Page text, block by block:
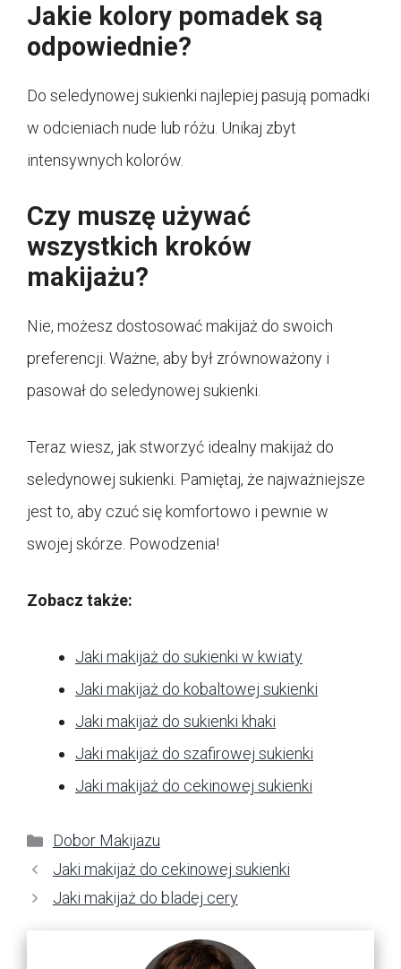
Jakie kolory pomadek są
odpowiednie?
Do seledynowej sukienki najlepiej pasują pomadki
w odcieniach nude lub różu. Unikaj zbyt
intensywnych kolorów.
Czy muszę używać
wszystkich kroków
makijażu?
Nie, możesz dostosować makijaż do swoich
preferencji. Ważne, aby był zrównoważony i
pasował do seledynowej sukienki.
Teraz wiesz, jak stworzyć idealny makijaż do
seledynowej sukienki. Pamiętaj, że najważniejsze
jest to, aby czuć się komfortowo i pewnie w
swojej skórze. Powodzenia!
Zobacz także:
Jaki makijaż do sukienki w kwiaty
Jaki makijaż do kobaltowej sukienki
Jaki makijaż do sukienki khaki
Jaki makijaż do szafirowej sukienki
Jaki makijaż do cekinowej sukienki
Kategorie
Dobor Makijazu
Jaki makijaż do cekinowej sukienki
Jaki makijaż do bladej cery